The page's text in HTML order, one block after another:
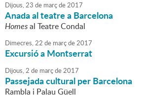
Dijous,23 de marçde2017
Anada al teatre a Barcelona
Homesal Teatre Condal
Dimecres,22 de marçde2017
Excursió a Montserrat
Dijous,2 de marçde2017
Passejada cultural per Barcelona
Rambla i Palau Güell